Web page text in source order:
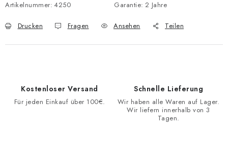
Artikelnummer: 4250 Garantie: 2 Jahre
Drucken Fragen Ansehen Teilen
Kostenloser Versand
Für jeden Einkauf über 100€.
Schnelle Lieferung
Wir haben alle Waren auf Lager.
Wir liefern innerhalb von 3
Tagen.